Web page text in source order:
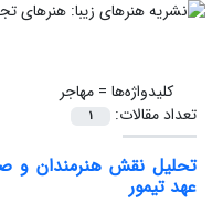
کلیدواژه‌ها =مهاجر
تعداد مقالات:
1
تحلیل نقش هنرمندان و
عهد تیمور